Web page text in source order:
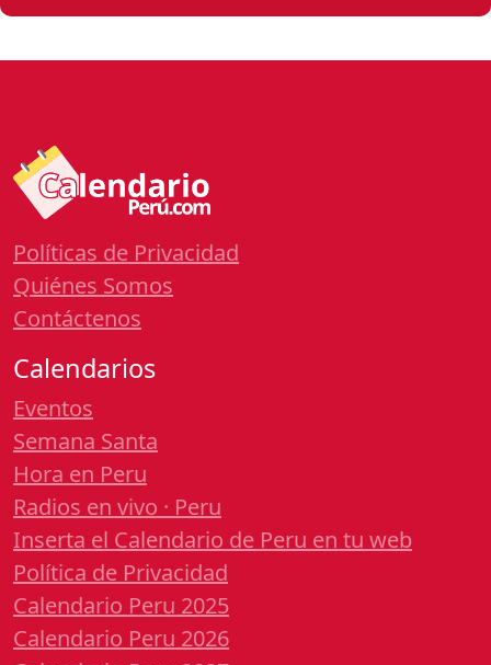
Políticas de Privacidad
Quiénes Somos
Contáctenos
Calendarios
Eventos
Semana Santa
Hora en Peru
Radios en vivo · Peru
Inserta el Calendario de Peru en tu web
Política de Privacidad
Calendario Peru 2025
Calendario Peru 2026